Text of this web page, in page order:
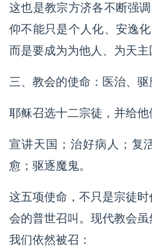
这也是教宗方济各不断强
仰不能只是个人化、安逸化
而是要成为为他人、为天主
三、教会的使命：医治、
耶稣召选十二宗徒，并给他
宣讲天国；治好病人；复
愈；驱逐魔鬼。
这五项使命，不只是宗徒
会的普世召叫。现代教会
我们依然被召：